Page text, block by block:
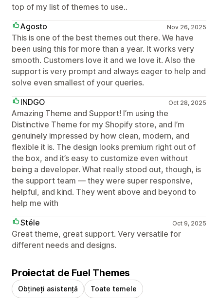
top of my list of themes to use..
Agosto
Nov 26, 2025
This is one of the best themes out there. We have
been using this for more than a year. It works very
smooth. Customers love it and we love it. Also the
support is very prompt and always eager to help and
solve even smallest of your queries.
INDGO
Oct 28, 2025
Amazing Theme and Support! I’m using the
Distinctive Theme for my Shopify store, and I’m
genuinely impressed by how clean, modern, and
flexible it is. The design looks premium right out of
the box, and it’s easy to customize even without
being a developer. What really stood out, though, is
the support team — they were super responsive,
helpful, and kind. They went above and beyond to
help me with
Stéle
Oct 9, 2025
Great theme, great support. Very versatile for
different needs and designs.
Proiectat de Fuel Themes
Obțineți asistență Toate temele